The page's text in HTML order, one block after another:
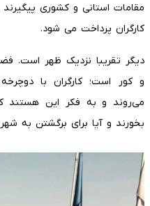
مقامات استانی و کشوری
کارگران پرداخت می شود.
دیگر تقریبا نزدیک ظهر است.
و کور است؛ کارگران با
می‌روند و به فکر این هستند
بخورند و آیا برای برگشتن به